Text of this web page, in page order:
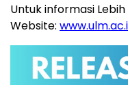
Untuk informasi Lebih
Website: